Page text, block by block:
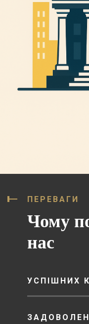
ПЕРЕВАГИ
Чому
нас
УСПІШНИХ